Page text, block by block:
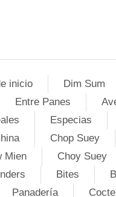
inicio Dim Sum
Entre Panes
Especias
Chop Suey
Mien
Choy Suey
Bites
Panadería